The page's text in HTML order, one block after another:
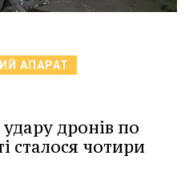
АПАРАТ
дронів по
сталося чотири